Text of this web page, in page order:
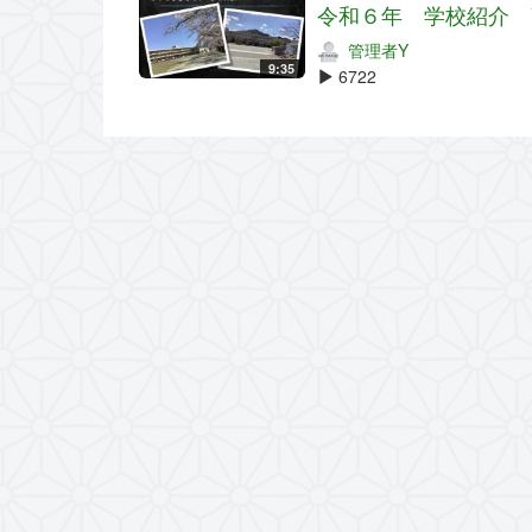
9:35
令和６年 学校紹介
管理者Y
6722